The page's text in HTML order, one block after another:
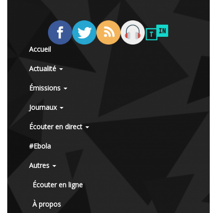
Accueil
Actualité
Émissions
Journaux
Écouter en direct
#Ebola
Autres
Écouter en ligne
À propos